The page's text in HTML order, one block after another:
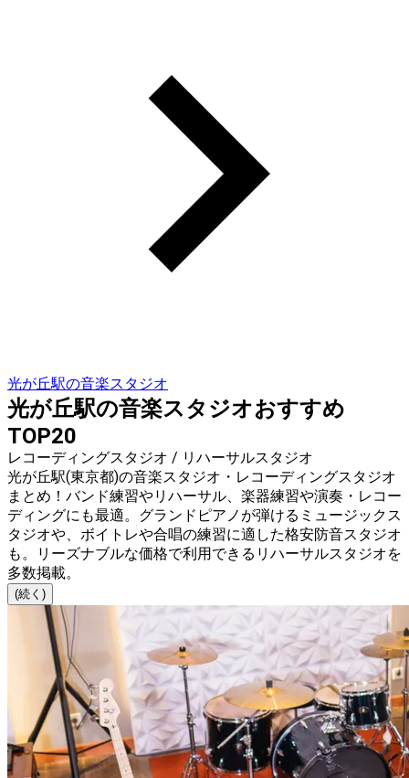
光が丘駅の音楽スタジオ
光が丘駅の音楽スタジオおすすめ
TOP20
レコーディングスタジオ / リハーサルスタジオ
光が丘駅(東京都)の音楽スタジオ・レコーディングスタジオ
まとめ！バンド練習やリハーサル、楽器練習や演奏・レコー
ディングにも最適。グランドピアノが弾けるミュージックス
タジオや、ボイトレや合唱の練習に適した格安防音スタジオ
も。リーズナブルな価格で利用できるリハーサルスタジオを
多数掲載。
(続く)